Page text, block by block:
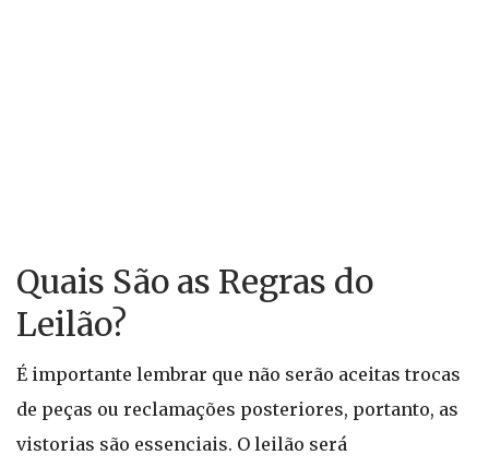
Quais São as Regras do
Leilão?
É importante lembrar que não serão aceitas trocas
de peças ou reclamações posteriores, portanto, as
vistorias são essenciais. O leilão será